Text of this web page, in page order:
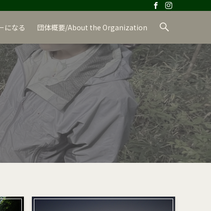
になる 団体概要/About the Organization